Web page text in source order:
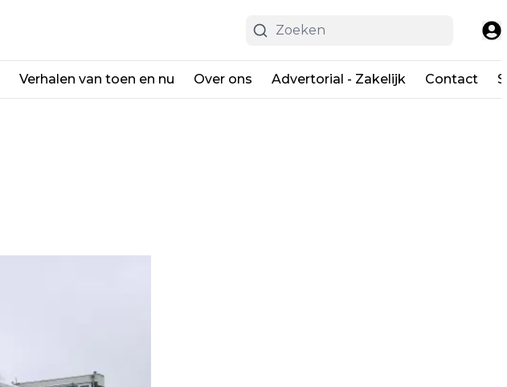
Verhalen van toen en nu Over ons Advertorial - Zakelijk Contact